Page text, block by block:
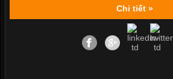
Chi tiết »